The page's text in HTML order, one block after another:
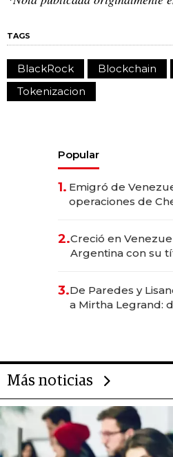
TAGS
BlackRock Blockchain
Tokenizacion
Popular
1. Emigró de
operaciones de
2.Creció en
Argentina con su
las marcas "fast
3.De Paredes y
a Mirtha Legrand:
Más noticias